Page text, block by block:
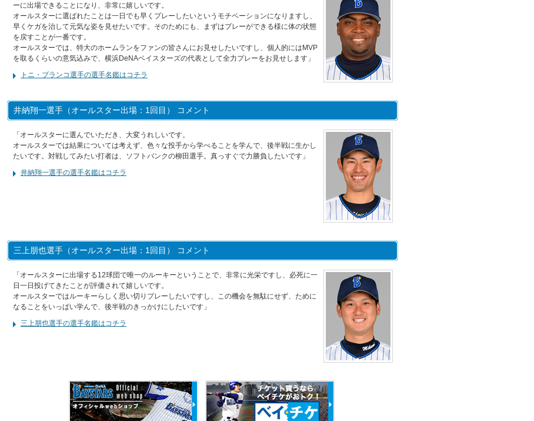
ーに出場できることになり、非常に嬉しいです。
オールスターに選ばれたことは一日でも早くプレーしたいというモチベーションになりますし、
早くケガを治して元気な姿を見せたいです。そのためにも、まずはプレーができる様に体の状態
を戻すことが一番です。
オールスターでは、特大のホームランをファンの皆さんにお見せしたいですし、個人的にはMVP
を取るくらいの意気込みで、横浜DeNAベイスターズの代表として全力プレーをお見せします」
トニ・ブランコ選手の選手名鑑はコチラ
井納翔一選手（オールスター出場：1回目） コメント
「オールスターに選んでいただき、大変うれしいです。
オールスターでは結果については考えず、色々な投手から学べることを学んで、後半戦に生かし
たいです。対戦してみたい打者は、ソフトバンクの柳田選手。真っすぐで力勝負したいです」
井納翔一選手の選手名鑑はコチラ
三上朋也選手（オールスター出場：1回目） コメント
「オールスターに出場する12球団で唯一のルーキーということで、非常に光栄ですし、必死に一
日一日投げてきたことが評価されて嬉しいです。
オールスターではルーキーらしく思い切りプレーしたいですし、この機会を無駄にせず、ために
なることをいっぱい学んで、後半戦のきっかけにしたいです」
三上朋也選手の選手名鑑はコチラ